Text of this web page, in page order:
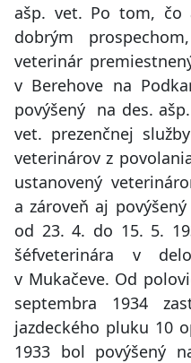
ašp. vet. Po tom, čo
dobrým
veterinár
v Berehove na
povýšený na des.
vet. prezenčnej
veterinárov z
ustanovený
a zároveň aj
od 23. 4. do 15. 5.
šéfveterinára v
v Mukačeve. Od
septembra 1934
jazdeckého pluku 10
1933 bol povýšený